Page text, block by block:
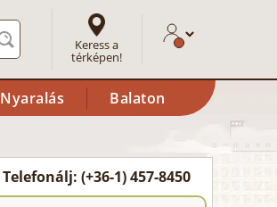
Keress a
térképen!
Nyaralás Balaton
Telefonálj: (+36-1) 457-8450